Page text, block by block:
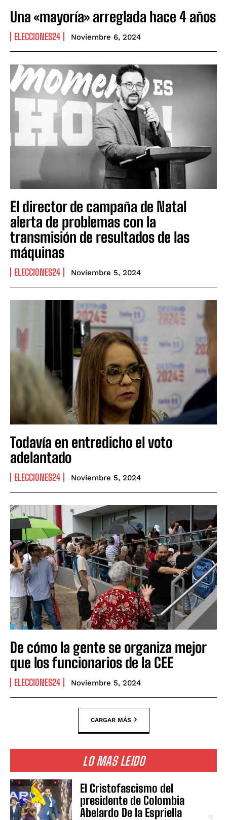
Una «mayoría» arreglada hace 4 años
ELECCIONES24 Noviembre 6, 2024
El director de campaña de Natal
alerta de problemas con la
transmisión de resultados de las
máquinas
ELECCIONES24 Noviembre 5, 2024
Todavía en entredicho el voto
adelantado
ELECCIONES24 Noviembre 5, 2024
De cómo la gente se organiza mejor
que los funcionarios de la CEE
ELECCIONES24 Noviembre 5, 2024
CARGAR MÁS
LO MAS LEIDO
El Cristofascismo del
presidente de Colombia
Abelardo De la Espriella